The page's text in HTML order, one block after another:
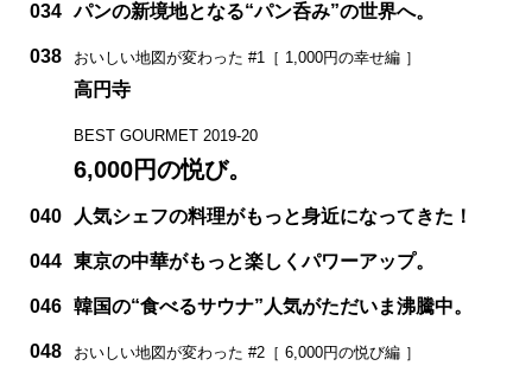
034 パンの新境地となる“パン呑み”の世界へ。
038 おいしい地図が変わった #1［ 1,000円の幸せ編 ］
高円寺
BEST GOURMET 2019-20
6,000円の悦び。
040 人気シェフの料理がもっと身近になってきた！
044 東京の中華がもっと楽しくパワーアップ。
046 韓国の“食べるサウナ”人気がただいま沸騰中。
048 おいしい地図が変わった #2［ 6,000円の悦び編 ］